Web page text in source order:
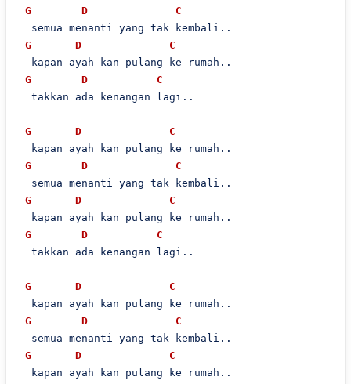
G
D
C
  semua menanti yang tak kembali..
G
D
C
  kapan ayah kan pulang ke rumah..
G
D
C
  takkan ada kenangan lagi..
G D
C
  kapan ayah kan pulang ke rumah..
G
D
C
  semua menanti yang tak kembali..
G
D
C
  kapan ayah kan pulang ke rumah..
G
D
C
  takkan ada kenangan lagi..
G D
C
  kapan ayah kan pulang ke rumah..
G
D
C
  semua menanti yang tak kembali..
G
D
C
  kapan ayah kan pulang ke rumah..